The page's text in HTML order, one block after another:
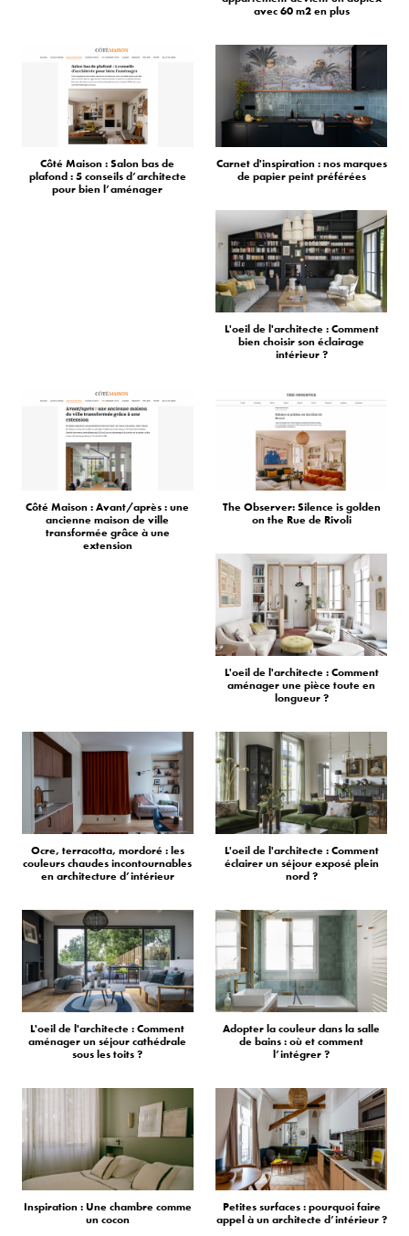
avec 60 m2 en plus
Côté Maison : Salon bas de
plafond : 5 conseils d’architecte
pour bien l’aménager
Carnet d'inspiration : nos marques
de papier peint préférées
L'oeil de l'architecte : Comment
bien choisir son éclairage
intérieur ?
Côté Maison : Avant/après : une
ancienne maison de ville
transformée grâce à une
extension
The Observer: Silence is golden
on the Rue de Rivoli
L'oeil de l'architecte : Comment
aménager une pièce toute en
longueur ?
Ocre, terracotta, mordoré : les
couleurs chaudes incontournables
en architecture d’intérieur
L'oeil de l'architecte : Comment
éclairer un séjour exposé plein
nord ?
L'oeil de l'architecte : Comment
aménager un séjour cathédrale
sous les toits ?
Adopter la couleur dans la salle
de bains : où et comment
l’intégrer ?
Inspiration : Une chambre comme
un cocon
Petites surfaces : pourquoi faire
appel à un architecte d’intérieur ?